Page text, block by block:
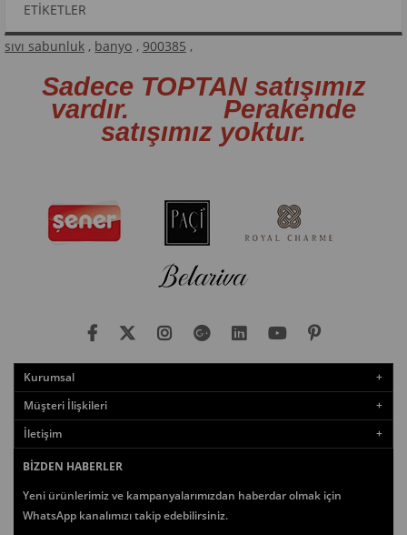
ETIKETLER
sıvı sabunluk , banyo , 900385 ,
Sadece TOPTAN satışımız
vardır. Perakende
satışımız yoktur.
Kurumsal
Müşteri İlişkileri
İletişim
BIZDEN HABERLER
Yeni ürünlerimiz ve kampanyalarımızdan haberdar olmak için
WhatsApp kanalımızı takip edebilirsiniz.